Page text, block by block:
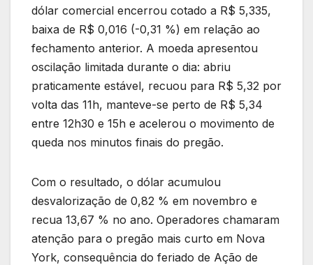
dólar comercial encerrou cotado a R$ 5,335,
baixa de R$ 0,016 (-0,31 %) em relação ao
fechamento anterior. A moeda apresentou
oscilação limitada durante o dia: abriu
praticamente estável, recuou para R$ 5,32 por
volta das 11h, manteve-se perto de R$ 5,34
entre 12h30 e 15h e acelerou o movimento de
queda nos minutos finais do pregão.
Com o resultado, o dólar acumulou
desvalorização de 0,82 % em novembro e
recua 13,67 % no ano. Operadores chamaram
atenção para o pregão mais curto em Nova
York, consequência do feriado de Ação de